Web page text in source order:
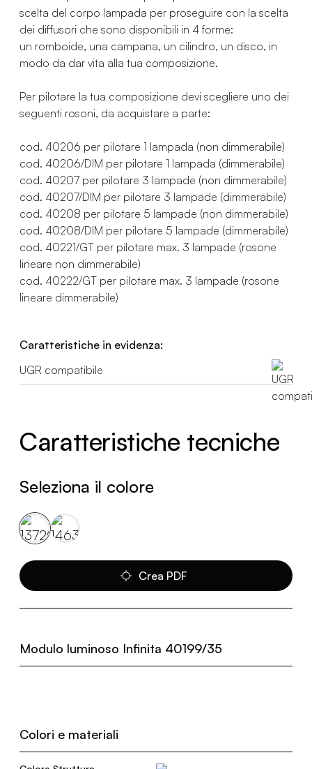
scelta del corpo lampada per proseguire con la scelta
dei diffusori che sono disponibili in 4 forme:
un romboide, una campana, un cilindro, un disco, in
modo da dar vita alla tua composizione.
Per pilotare la tua composizione devi scegliere uno dei
seguenti rosoni, da acquistare a parte:
cod. 40206 per pilotare 1 lampada (non dimmerabile)
cod. 40206/DIM per pilotare 1 lampada (dimmerabile)
cod. 40207 per pilotare 3 lampade (non dimmerabile)
cod. 40207/DIM per pilotare 3 lampade (dimmerabile)
cod. 40208 per pilotare 5 lampade (non dimmerabile)
cod. 40208/DIM per pilotare 5 lampade (dimmerabile)
cod. 40221/GT per pilotare max. 3 lampade (rosone
lineare non dimmerabile)
cod. 40222/GT per pilotare max. 3 lampade (rosone
lineare dimmerabile)
Caratteristiche in evidenza:
UGR compatibile
Caratteristiche tecniche
Seleziona il colore
Crea PDF
Modulo luminoso Infinita 40199/35
Colori e materiali